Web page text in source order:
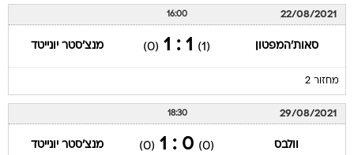
22/08/2021
16:00
סאות'המפטון (1)
1 : 1
(0) מנצ'סטר יונייטד
מחזור 2
29/08/2021
18:30
וולבס (0)
0 : 1
(0) מנצ'סטר יונייטד